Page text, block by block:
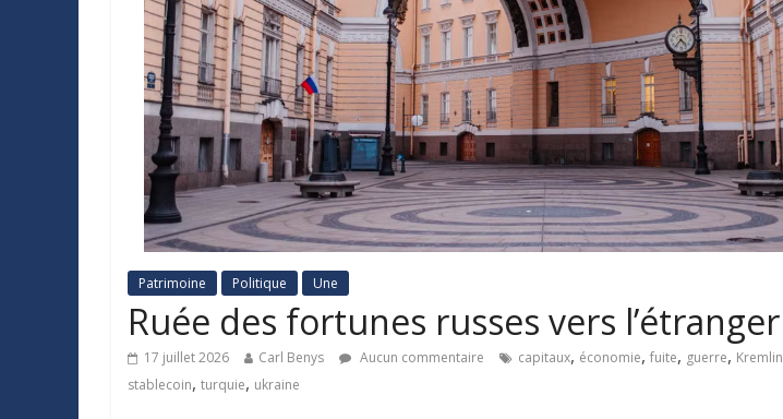
Patrimoine Politique Une
Ruée des fortunes russes vers l’étranger
17 juillet 2026 Carl Benys Aucun commentaire capitaux, économie, fuite, guerre, Kremlin
stablecoin, turquie, ukraine